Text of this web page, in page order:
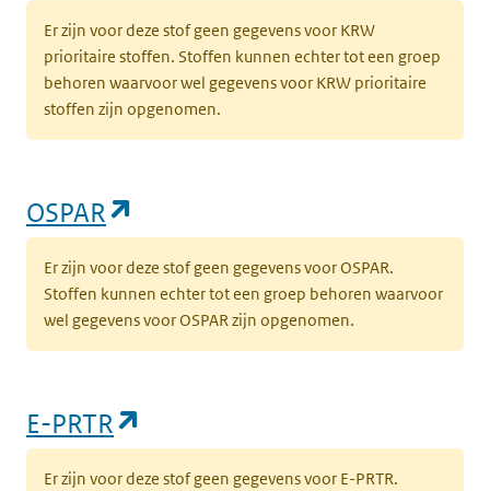
Er zijn voor deze stof geen gegevens voor KRW
prioritaire stoffen. Stoffen kunnen echter tot een groep
behoren waarvoor wel gegevens voor KRW prioritaire
stoffen zijn opgenomen.
OSPAR
Er zijn voor deze stof geen gegevens voor OSPAR.
Stoffen kunnen echter tot een groep behoren waarvoor
wel gegevens voor OSPAR zijn opgenomen.
E-PRTR
Er zijn voor deze stof geen gegevens voor E-PRTR.